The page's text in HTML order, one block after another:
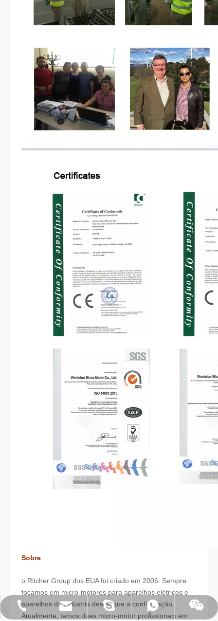
Sobre
o Ritcher Group dos EUA foi criado em 2006. Sempre
focamos em micro-motores para aparelhos elétricos e
aparelhos da indústria desde que a configuração.
Atualmente, temos duas micro-motor profissionais em
Tel:0086 13808637315
E-mail:james@hkritscher.com
Skype: whzggm
Whatsapp:+86 13808637315
Bate-papo: weiyu287